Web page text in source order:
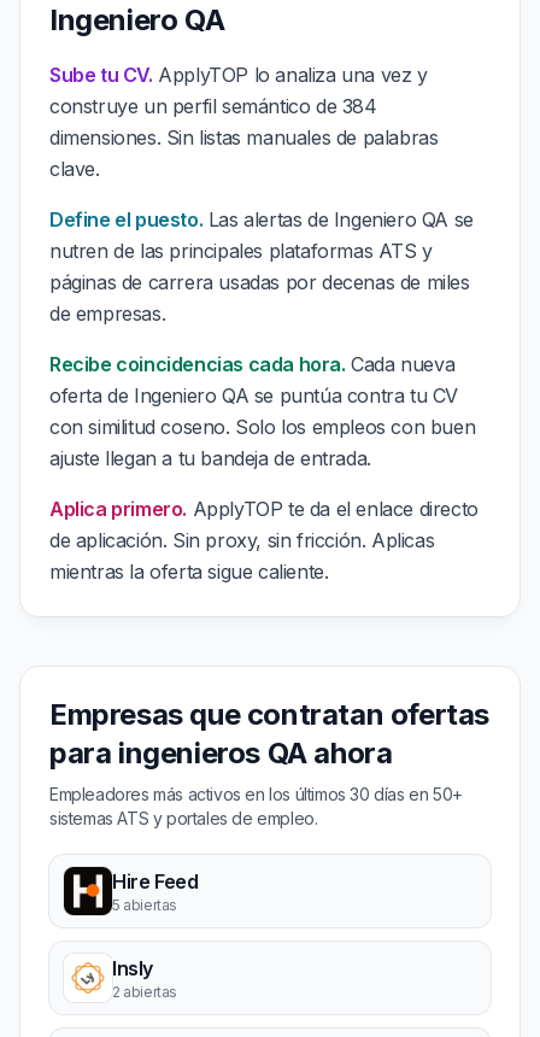
Ingeniero QA
Sube tu CV. ApplyTOP lo analiza una vez y
construye un perfil semántico de 384
dimensiones. Sin listas manuales de palabras
clave.
Define el puesto. Las alertas de Ingeniero QA se
nutren de las principales plataformas ATS y
páginas de carrera usadas por decenas de miles
de empresas.
Recibe coincidencias cada hora. Cada nueva
oferta de Ingeniero QA se puntúa contra tu CV
con similitud coseno. Solo los empleos con buen
ajuste llegan a tu bandeja de entrada.
Aplica primero. ApplyTOP te da el enlace directo
de aplicación. Sin proxy, sin fricción. Aplicas
mientras la oferta sigue caliente.
Empresas que contratan ofertas
para ingenieros QA ahora
Empleadores más activos en los últimos 30 días en 50+
sistemas ATS y portales de empleo.
Hire Feed
5 abiertas
Insly
2 abiertas